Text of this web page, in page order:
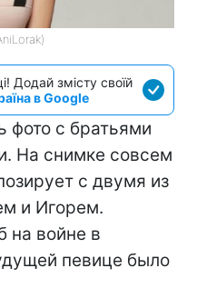
Додай змісту своїй
в Google
фото с братьями
На снимке совсем
с двумя из
и Игорем.
на войне в
певице было